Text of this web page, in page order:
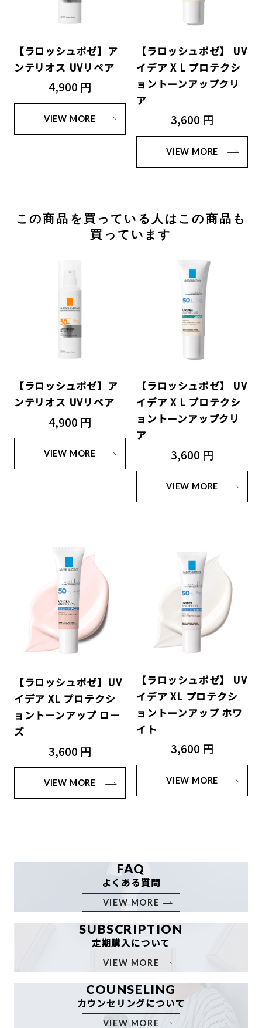
【ラロッシュポゼ】ア
ンテリオス UVリペア
4,900 円
VIEW MORE
【ラロッシュポゼ】 UV
イデア X L プロテクシ
ョントーンアップクリ
ア
3,600 円
VIEW MORE
この商品を買っている人はこの商品も
買っています
【ラロッシュポゼ】ア
ンテリオス UVリペア
4,900 円
VIEW MORE
【ラロッシュポゼ】 UV
イデア X L プロテクシ
ョントーンアップクリ
ア
3,600 円
VIEW MORE
【ラロッシュポゼ】UV
イデア XL プロテクシ
ョントーンアップ ロー
ズ
3,600 円
VIEW MORE
【ラロッシュポゼ】 UV
イデア XL プロテクシ
ョントーンアップ ホワ
イト
3,600 円
VIEW MORE
FAQ
よくある質問
VIEW MORE
SUBSCRIPTION
定期購入について
VIEW MORE
COUNSELING
カウンセリングについて
VIEW MORE